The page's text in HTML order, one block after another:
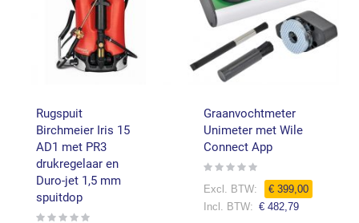
Rugspuit
Birchmeier Iris 15
AD1 met PR3
drukregelaar en
Duro-jet 1,5 mm
spuitdop
Rating:
Graanvochtmeter
Unimeter met Wile
Connect App
Rating:
€ 399,00
Speciale
€ 482,79